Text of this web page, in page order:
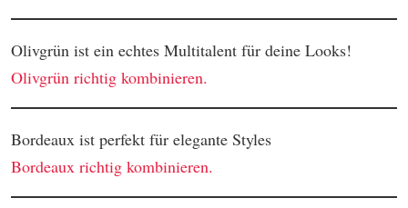
Olivgrün ist ein echtes Multitalent für deine Looks!
Olivgrün richtig kombinieren.
Bordeaux ist perfekt für elegante Styles
Bordeaux richtig kombinieren.